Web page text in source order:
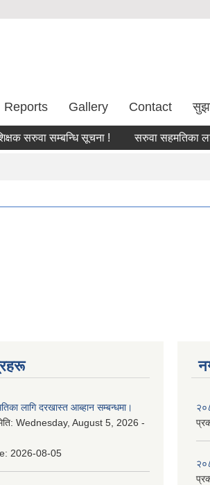
Reports Gallery Contact
सम्बन्धि सूचना ! सरुवा सहमतिका लागि
लागि दरखास्त आब्हान सम्बन्धमा।
Wednesday, August 5, 2026 -
2026-08-05